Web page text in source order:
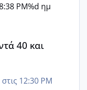
PM%d ημ
40 και
12:30 PM